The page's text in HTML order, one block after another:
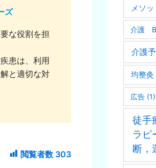
ズ
な役割を担
患は、利用
と適切な対
閲覧者数 303
メソッ
介護
介護
均整灸
広告(1)
徒手
ラピ
断，